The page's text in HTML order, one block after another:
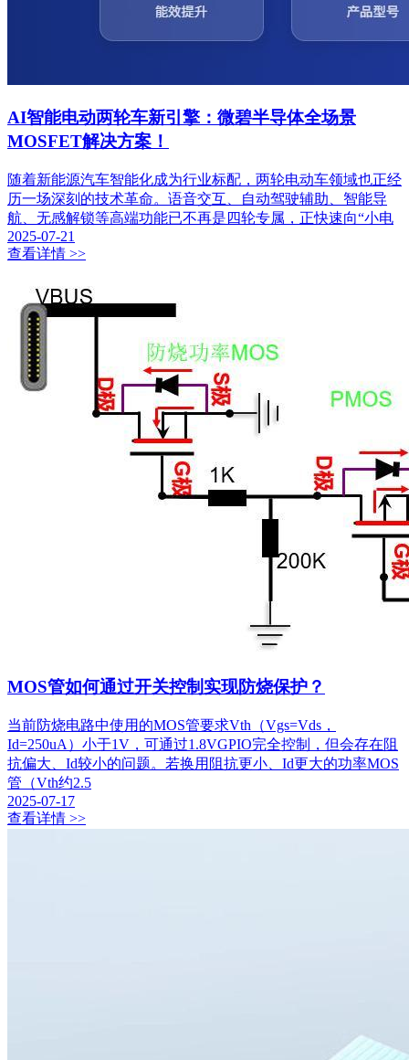
AI智能电动两轮车新引擎：微碧半导体全场景
MOSFET解决方案！
随着新能源汽车智能化成为行业标配，两轮电动车领域也正经
历一场深刻的技术革命。语音交互、自动驾驶辅助、智能导
航、无感解锁等高端功能已不再是四轮专属，正快速向“小电
2025-07-21
查看详情 >>
MOS管如何通过开关控制实现防烧保护？
当前防烧电路中使用的MOS管要求Vth（Vgs=Vds，
Id=250uA）小于1V，可通过1.8VGPIO完全控制，但会存在阻
抗偏大、Id较小的问题。若换用阻抗更小、Id更大的功率MOS
管（Vth约2.5
2025-07-17
查看详情 >>